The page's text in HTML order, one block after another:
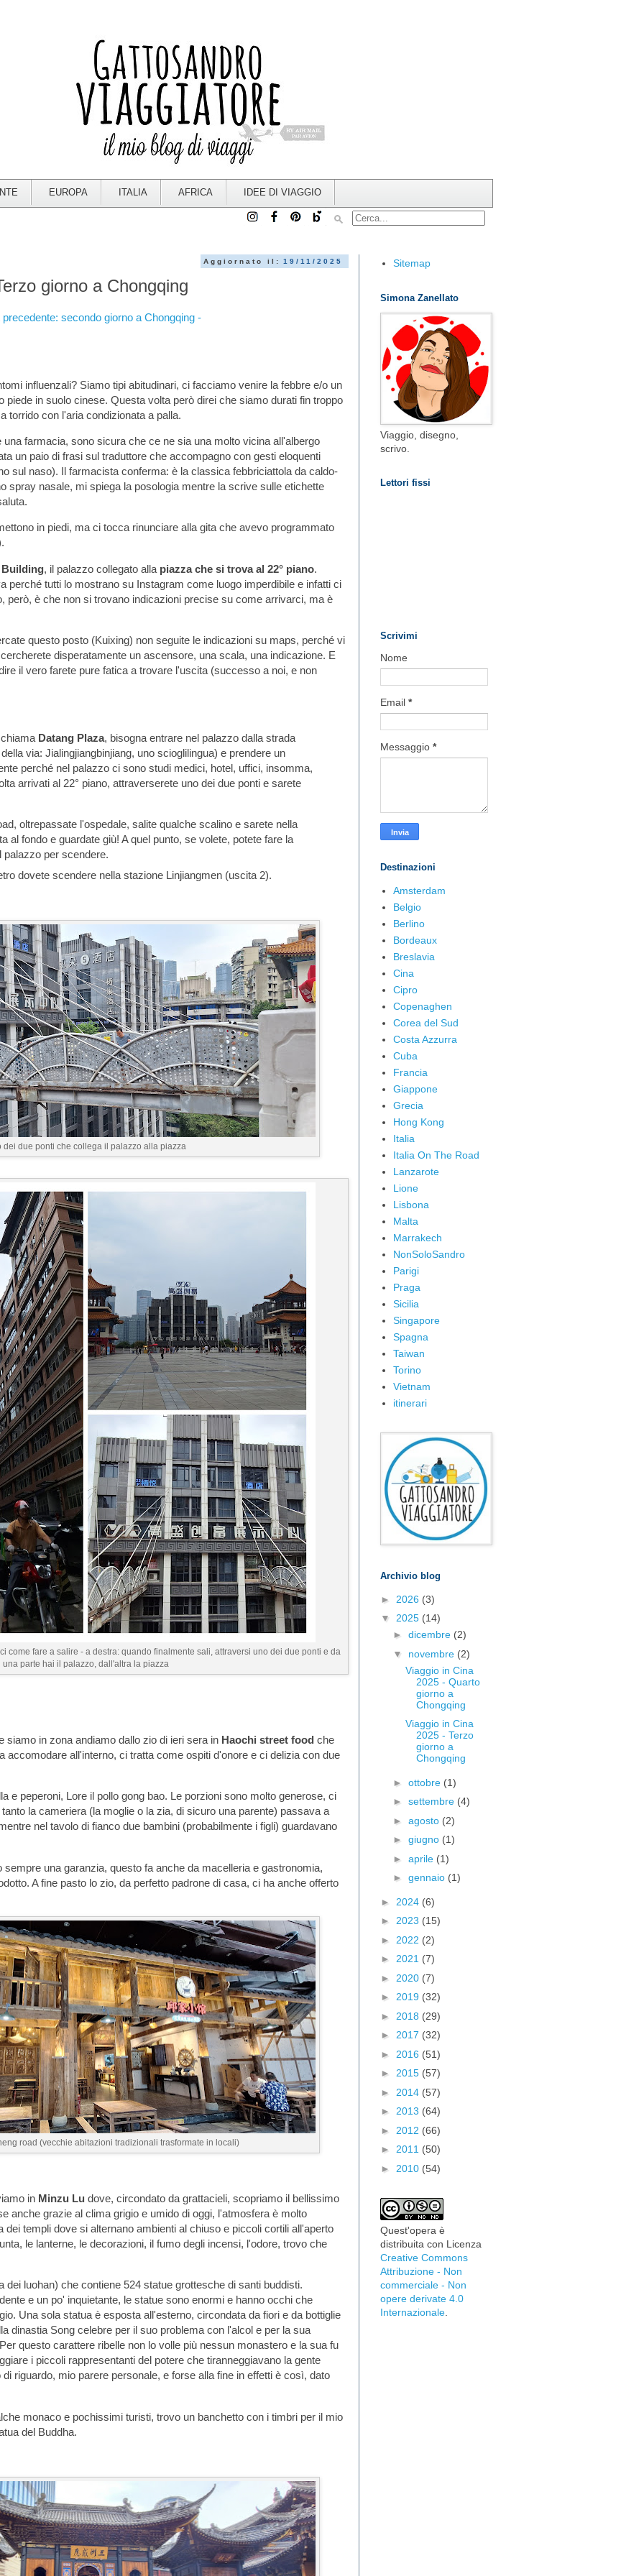
EUROPA ITALIA AFRICA IDEE DI VIAGGIO
Aggiornato il: 19/11/2025
giorno a Chongqing
secondo giorno a Chongqing -
influenzali? Siamo tipi abitudinari, ci facciamo venire la febbre e/o un
piede in suolo cinese. Questa volta però direi che siamo durati fin troppo
torrido con l'aria condizionata a palla.
farmacia, sono sicura che ce ne sia una molto vicina all'albergo
un paio di frasi sul traduttore che accompagno con gesti eloquenti
sul naso). Il farmacista conferma: è la classica febbriciattola da caldo-
spray nasale, mi spiega la posologia mentre la scrive sulle etichette
in piedi, ma ci tocca rinunciare alla gita che avevo programmato
, il palazzo collegato alla piazza che si trova al 22° piano.
perché tutti lo mostrano su Instagram come luogo imperdibile e infatti ci
però, è che non si trovano indicazioni precise su come arrivarci, ma è
questo posto (Kuixing) non seguite le indicazioni su maps, perché vi
disperatamente un ascensore, una scala, una indicazione. E
il vero farete pure fatica a trovare l'uscita (successo a noi, e non
Datang Plaza, bisogna entrare nel palazzo dalla strada
via: Jialingjiangbinjiang, uno scioglilingua) e prendere un
perché nel palazzo ci sono studi medici, hotel, uffici, insomma,
arrivati al 22° piano, attraverserete uno dei due ponti e sarete
oltrepassate l'ospedale, salite qualche scalino e sarete nella
al fondo e guardate giù! A quel punto, se volete, potete fare la
palazzo per scendere.
dovete scendere nella stazione Linjiangmen (uscita 2).
dei due ponti che collega il palazzo alla piazza
come fare a salire - a destra: quando finalmente sali, attraversi uno dei due ponti e da
una parte hai il palazzo, dall'altra la piazza
siamo in zona andiamo dallo zio di ieri sera in Haochi street food che
accomodare all'interno, ci tratta come ospiti d'onore e ci delizia con due
e peperoni, Lore il pollo gong bao. Le porzioni sono molto generose, ci
la cameriera (la moglie o la zia, di sicuro una parente) passava a
nel tavolo di fianco due bambini (probabilmente i figli) guardavano
una garanzia, questo fa anche da macelleria e gastronomia,
A fine pasto lo zio, da perfetto padrone di casa, ci ha anche offerto
road (vecchie abitazioni tradizionali trasformate in locali)
in Minzu Lu dove, circondato da grattacieli, scopriamo il bellissimo
anche grazie al clima grigio e umido di oggi, l'atmosfera è molto
templi dove si alternano ambienti al chiuso e piccoli cortili all'aperto
le lanterne, le decorazioni, il fumo degli incensi, l'odore, trovo che
dei luohan) che contiene 524 statue grottesche di santi buddisti.
e un po' inquietante, le statue sono enormi e hanno occhi che
Una sola statua è esposta all'esterno, circondata da fiori e da bottiglie
dinastia Song celebre per il suo problema con l'alcol e per la sua
questo carattere ribelle non lo volle più nessun monastero e la sua fu
i piccoli rappresentanti del potere che tiranneggiavano la gente
riguardo, mio parere personale, e forse alla fine in effetti è così, dato
monaco e pochissimi turisti, trovo un banchetto con i timbri per il mio
del Buddha.
Sitemap
Simona Zanellato
Viaggio, disegno,
scrivo.
Lettori fissi
Scrivimi
Nome
Email *
Messaggio *
Destinazioni
Amsterdam
Belgio
Berlino
Bordeaux
Breslavia
Cina
Cipro
Copenaghen
Corea del Sud
Costa Azzurra
Cuba
Francia
Giappone
Grecia
Hong Kong
Italia
Italia On The Road
Lanzarote
Lione
Lisbona
Malta
Marrakech
NonSoloSandro
Parigi
Praga
Sicilia
Singapore
Spagna
Taiwan
Torino
Vietnam
itinerari
Archivio blog
► 2026 (3)
▼ 2025 (14)
► dicembre (2)
▼ novembre (2)
Viaggio in Cina
2025 - Quarto
giorno a
Chongqing
Viaggio in Cina
2025 - Terzo
giorno a
Chongqing
► ottobre (1)
► settembre (4)
► agosto (2)
► giugno (1)
► aprile (1)
► gennaio (1)
► 2024 (6)
► 2023 (15)
► 2022 (2)
► 2021 (7)
► 2020 (7)
► 2019 (32)
► 2018 (29)
► 2017 (32)
► 2016 (51)
► 2015 (57)
► 2014 (57)
► 2013 (64)
► 2012 (66)
► 2011 (50)
► 2010 (54)
Quest'opera è
distribuita con Licenza
Creative Commons
Attribuzione - Non
commerciale - Non
opere derivate 4.0
Internazionale